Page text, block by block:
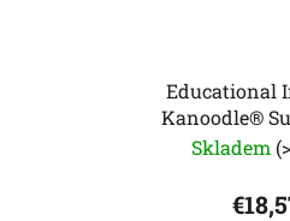
Educational
Kanoodle®
Skladem